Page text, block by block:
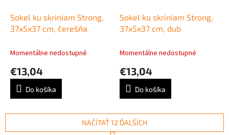
Sokel ku skriniam Strong,
37x5x37 cm, čerešňa
Momentálne nedostupné
€13,04
Do košíka
Sokel ku skriniam Strong,
37x5x37 cm, dub
Momentálne nedostupné
€13,04
Do košíka
NAČÍTAŤ 12 ĎALŠÍCH